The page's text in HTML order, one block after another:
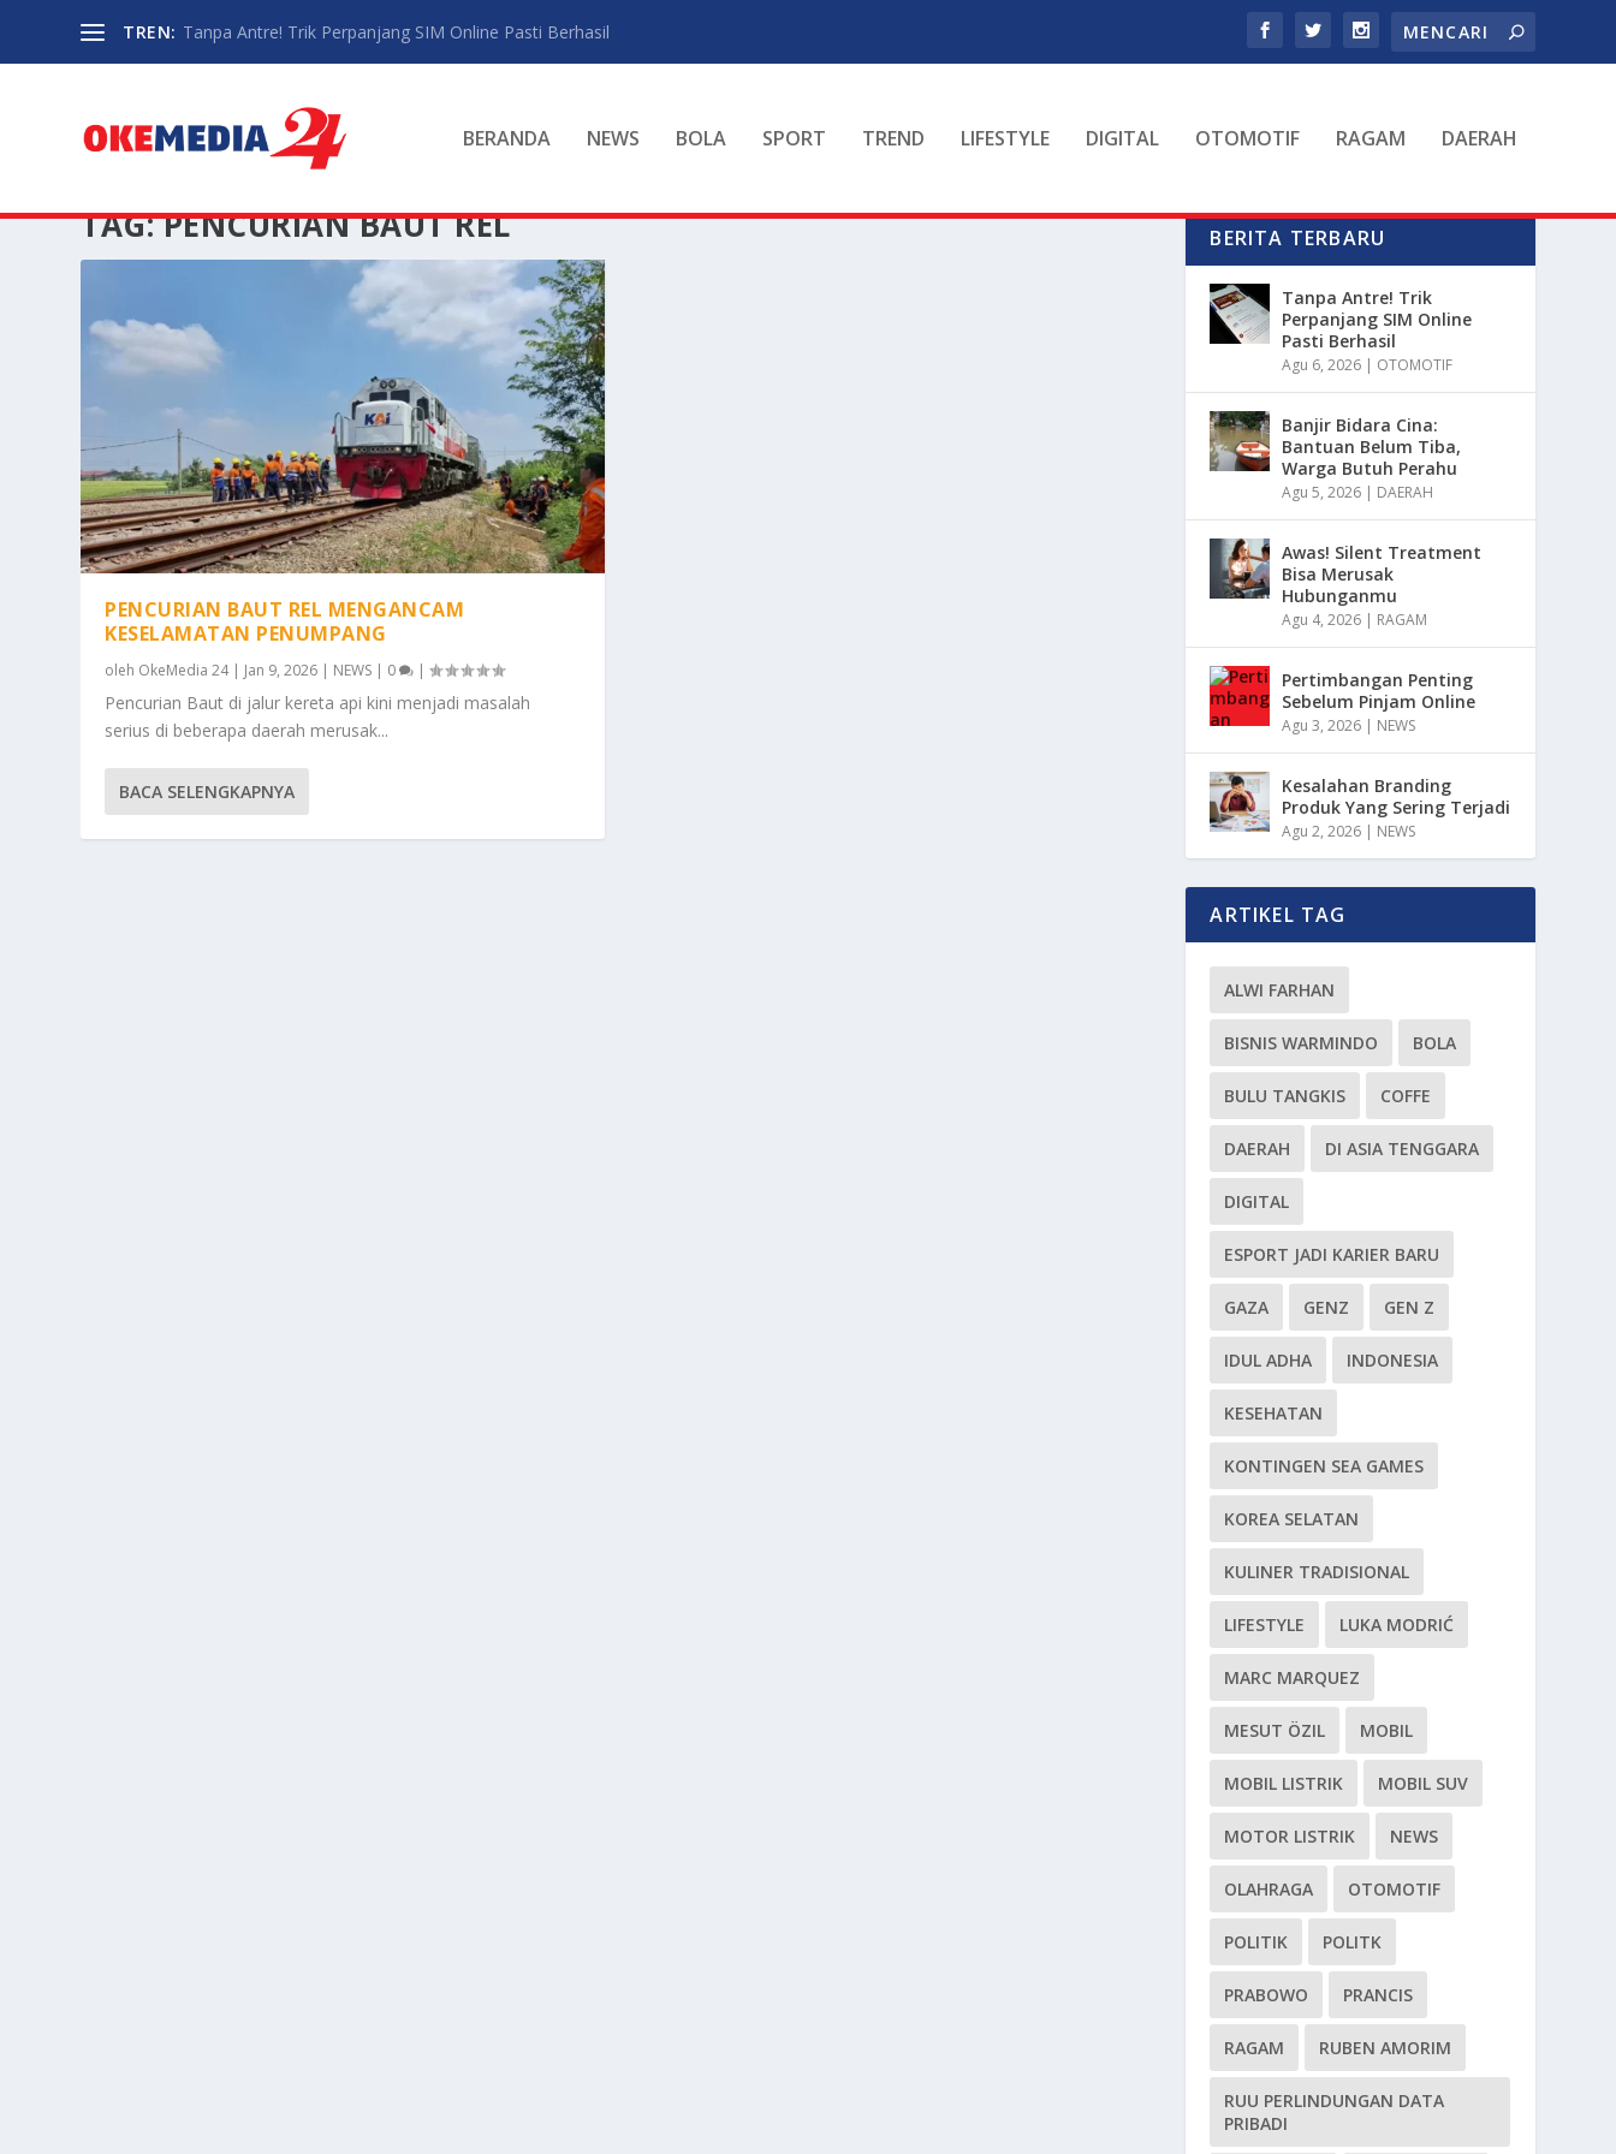
TREN: Tanpa Antre! Trik Perpanjang SIM Online Pasti Berhasil
BERANDA NEWS BOLA SPORT TREND LIFESTYLE DIGITAL OTOMOTIF RAGAM DAERAH
TAG:PENCURIAN BAUT REL
PENCURIAN BAUT REL MENGANCAM
KESELAMATAN PENUMPANG
oleh OkeMedia 24| Jan 9, 2026 | NEWS | 0 |
Pencurian Baut di jalur kereta api kini menjadi masalah
serius di beberapa daerah merusak...
BACA SELENGKAPNYA
BERITA TERBARU
Tanpa Antre! Trik
Perpanjang SIM Online
Pasti Berhasil
Agu 6, 2026 | OTOMOTIF
Banjir Bidara Cina:
Bantuan Belum Tiba,
Warga Butuh Perahu
Agu 5, 2026 | DAERAH
Awas! Silent Treatment
Bisa Merusak
Hubunganmu
Agu 4, 2026 | RAGAM
Pertimbangan Penting
Sebelum Pinjam Online
Agu 3, 2026 | NEWS
Kesalahan Branding
Produk Yang Sering Terjadi
Agu 2, 2026 | NEWS
ARTIKEL TAG
ALWI FARHAN
BISNIS WARMINDO BOLA
BULU TANGKIS COFFE
DAERAH DI ASIA TENGGARA
DIGITAL
ESPORT JADI KARIER BARU
GAZA GENZ GEN Z
IDUL ADHA INDONESIA
KESEHATAN
KONTINGEN SEA GAMES
KOREA SELATAN
KULINER TRADISIONAL
LIFESTYLE LUKA MODRIĆ
MARC MARQUEZ
MESUT ÖZIL MOBIL
MOBIL LISTRIK MOBIL SUV
MOTOR LISTRIK NEWS
OLAHRAGA OTOMOTIF
POLITIK POLITK
PRABOWO PRANCIS
RAGAM RUBEN AMORIM
RUU PERLINDUNGAN DATA
PRIBADI